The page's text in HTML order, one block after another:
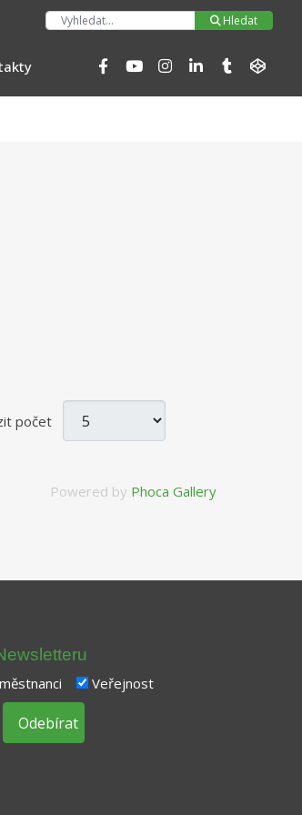
Hledat
počet
Powered by Phoca Gallery
Veřejnost